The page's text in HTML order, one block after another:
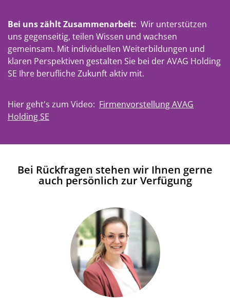
Bei uns zählt Zusammenarbeit: Wir unterstützen
uns gegenseitig, teilen Wissen und wachsen
gemeinsam. Mit individuellen Weiterbildungen und
klaren Perspektiven gestalten Sie bei der AVAG Holding
SE Ihre berufliche Zukunft aktiv mit.
Hier geht's zum Video: Firmenvorstellung AVAG
Holding SE
Bei Rückfragen stehen wir Ihnen gerne
auch persönlich zur Verfügung